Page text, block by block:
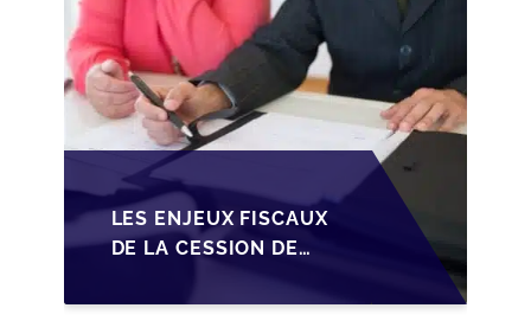
LES ENJEUX FISCAUX
DE LA CESSION DE
LES DIRIGEANTS DE